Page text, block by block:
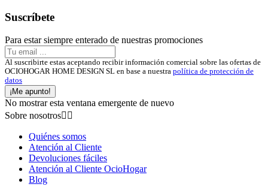
Suscríbete
Para estar siempre enterado de nuestras promociones
Al suscribirte estas aceptando recibir información comercial sobre las ofertas de
OCIOHOGAR HOME DESIGN SL en base a nuestra política de protección de
datos
¡Me apunto!
No mostrar esta ventana emergente de nuevo
Sobre nosotros 
Quiénes somos
Atención al Cliente
Devoluciones fáciles
Atención al Cliente OcioHogar
Blog